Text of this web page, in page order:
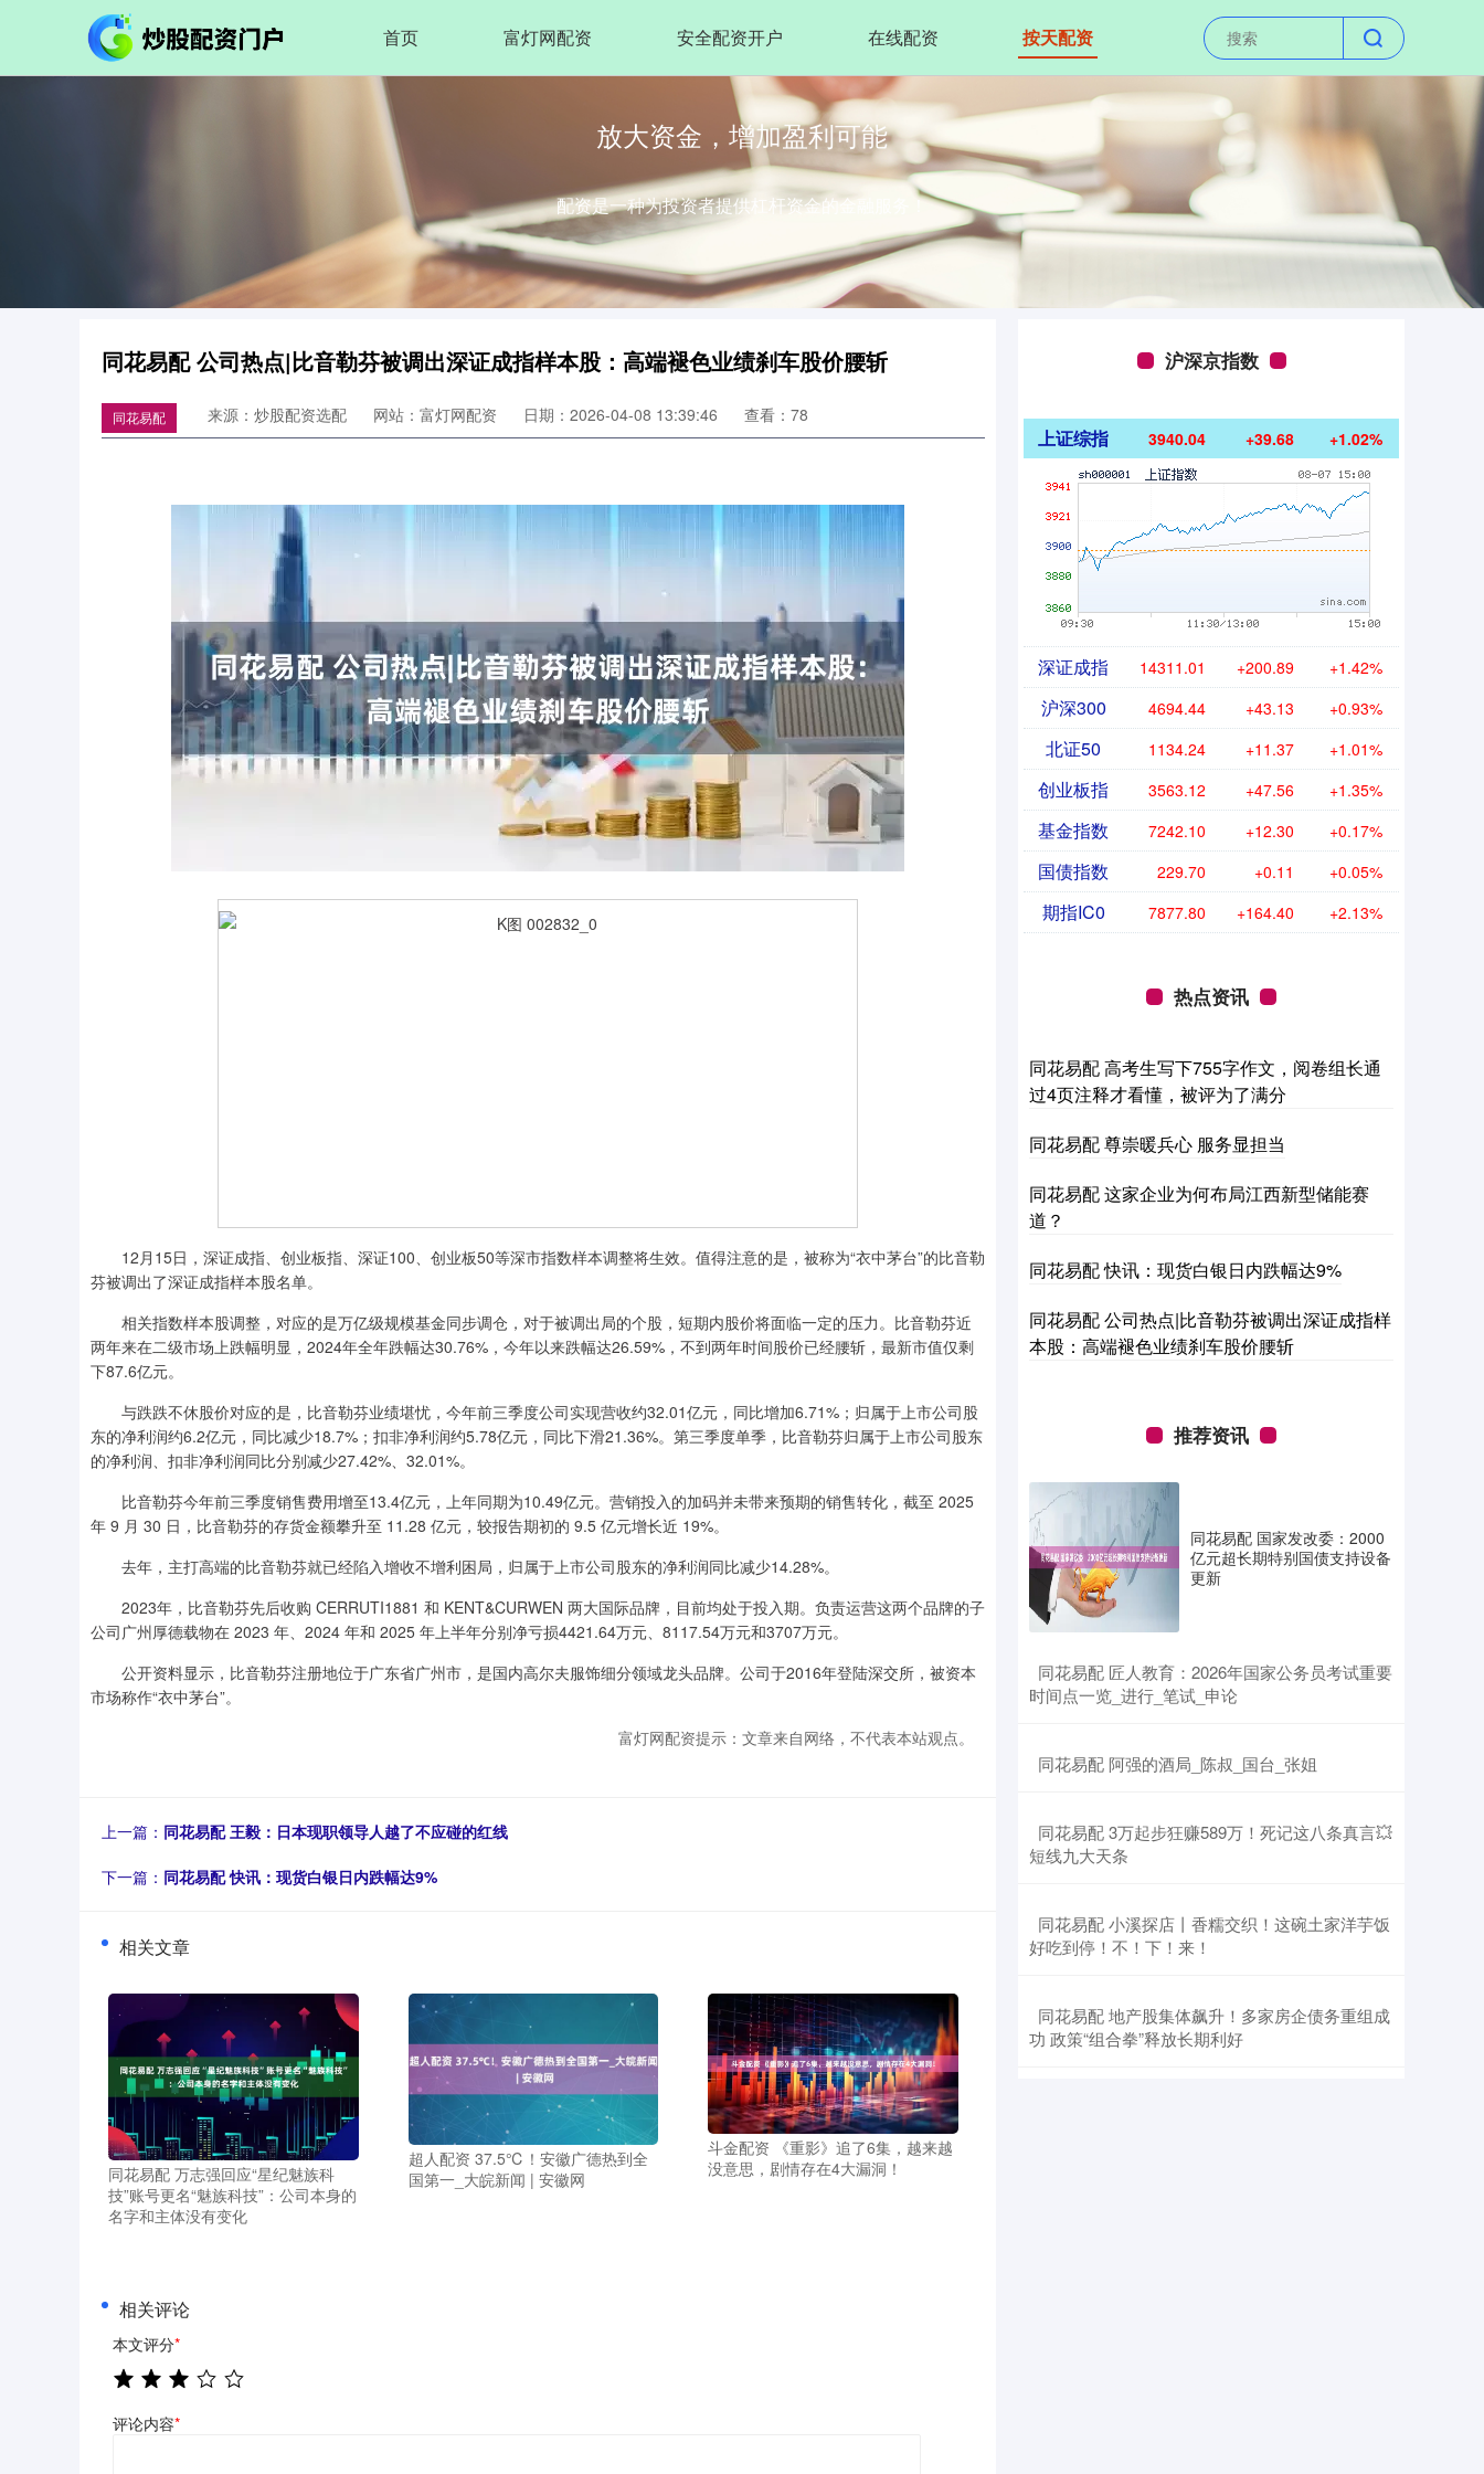
首页 富灯网配资 安全配资开户 在线配资 按天配资
放大资金，增加盈利可能
配资是一种为投资者提供杠杆资金的金融服务！
同花易配 公司热点|比音勒芬被调出深证成指样本股：高端褪色业绩刹车股价腰斩
同花易配 来源：炒股配资选配 网站：富灯网配资 日期：2026-04-08 13:39:46 查看：78
12月15日，深证成指、创业板指、深证100、创业板50等深市指数样本调整将生效。值得注意的是，被称为“衣中茅台”的比音勒
芬被调出了深证成指样本股名单。
相关指数样本股调整，对应的是万亿级规模基金同步调仓，对于被调出局的个股，短期内股价将面临一定的压力。比音勒芬近
两年来在二级市场上跌幅明显，2024年全年跌幅达30.76%，今年以来跌幅达26.59%，不到两年时间股价已经腰斩，最新市值仅剩
下87.6亿元。
与跌跌不休股价对应的是，比音勒芬业绩堪忧，今年前三季度公司实现营收约32.01亿元，同比增加6.71%；归属于上市公司股
东的净利润约6.2亿元，同比减少18.7%；扣非净利润约5.78亿元，同比下滑21.36%。第三季度单季，比音勒芬归属于上市公司股东
的净利润、扣非净利润同比分别减少27.42%、32.01%。
比音勒芬今年前三季度销售费用增至13.4亿元，上年同期为10.49亿元。营销投入的加码并未带来预期的销售转化，截至 2025
年 9 月 30 日，比音勒芬的存货金额攀升至 11.28 亿元，较报告期初的 9.5 亿元增长近 19%。
去年，主打高端的比音勒芬就已经陷入增收不增利困局，归属于上市公司股东的净利润同比减少14.28%。
2023年，比音勒芬先后收购 CERRUTI1881 和 KENT&CURWEN 两大国际品牌，目前均处于投入期。负责运营这两个品牌的子
公司广州厚德载物在 2023 年、2024 年和 2025 年上半年分别净亏损4421.64万元、8117.54万元和3707万元。
公开资料显示，比音勒芬注册地位于广东省广州市，是国内高尔夫服饰细分领域龙头品牌。公司于2016年登陆深交所，被资本
市场称作“衣中茅台”。
富灯网配资提示：文章来自网络，不代表本站观点。
上一篇： 同花易配 王毅：日本现职领导人越了不应碰的红线
下一篇： 同花易配 快讯：现货白银日内跌幅达9%
相关文章
同花易配 万志强回应“星纪魅族科
技”账号更名“魅族科技”：公司本身的
名字和主体没有变化
超人配资 37.5℃！安徽广德热到全
国第一_大皖新闻 | 安徽网
斗金配资 《重影》追了6集，越来越
没意思，剧情存在4大漏洞！
相关评论
本文评分*
评论内容*
沪深京指数
上证综指 3940.04 +39.68 +1.02%
深证成指 14311.01 +200.89 +1.42%
沪深300 4694.44 +43.13 +0.93%
北证50 1134.24 +11.37 +1.01%
创业板指 3563.12 +47.56 +1.35%
基金指数 7242.10 +12.30 +0.17%
国债指数 229.70 +0.11 +0.05%
期指IC0 7877.80 +164.40 +2.13%
热点资讯
同花易配 高考生写下755字作文，阅卷组长通
过4页注释才看懂，被评为了满分
同花易配 尊崇暖兵心 服务显担当
同花易配 这家企业为何布局江西新型储能赛
道？
同花易配 快讯：现货白银日内跌幅达9%
同花易配 公司热点|比音勒芬被调出深证成指样
本股：高端褪色业绩刹车股价腰斩
推荐资讯
同花易配 国家发改委：2000
亿元超长期特别国债支持设备
更新
​同花易配 匠人教育：2026年国家公务员考试重要
时间点一览_进行_笔试_申论
​同花易配 阿强的酒局_陈叔_国台_张姐
​同花易配 3万起步狂赚589万！死记这八条真言💥
短线九大天条
​同花易配 小溪探店丨香糯交织！这碗土家洋芋饭
好吃到停！不！下！来！
​同花易配 地产股集体飙升！多家房企债务重组成
功 政策“组合拳”释放长期利好